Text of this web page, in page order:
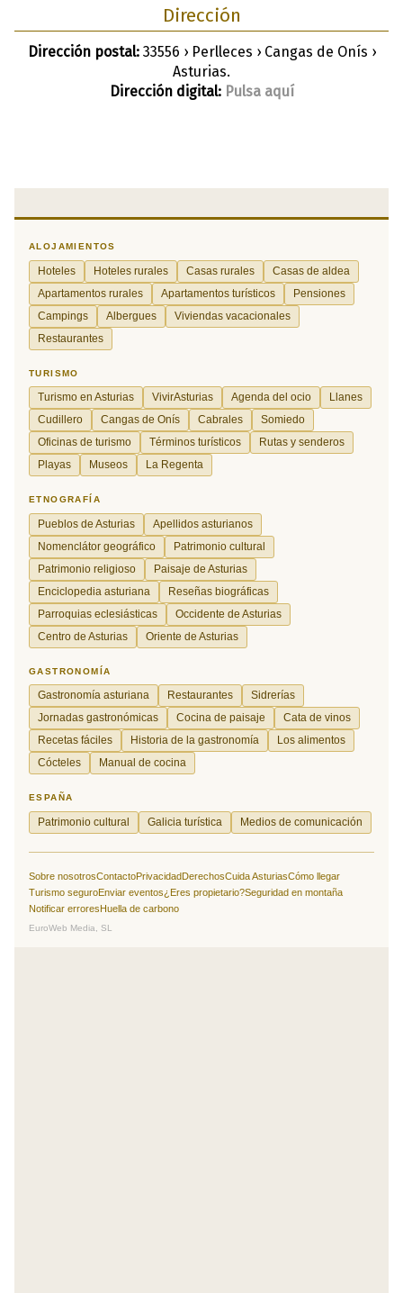
Dirección
Dirección postal:33556 › Perlleces › Cangas de Onís ›
Asturias.
Dirección digital: Pulsa aquí